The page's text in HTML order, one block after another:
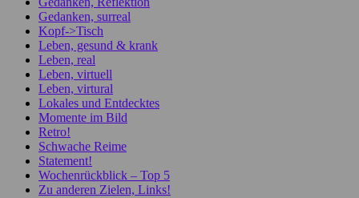
Gedanken, surreal
Kopf->Tisch
Leben, gesund & krank
Leben, real
Leben, virtuell
Leben, virtural
Lokales und Entdecktes
Momente im Bild
Retro!
Schwache Reime
Statement!
Wochenrückblick – Top 5
Zu anderen Zielen, Links!